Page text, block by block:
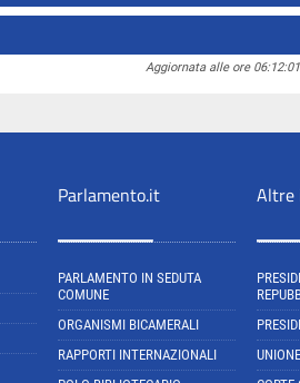
Aggiornata alle ore
Parlamento.it
PARLAMENTO IN SEDUTA
COMUNE
ORGANISMI BICAMERALI
RAPPORTI INTERNAZIONALI
Altre